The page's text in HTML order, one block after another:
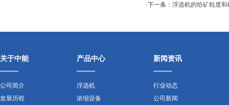
·下一条： 浮选机的给矿粒度
关于中能
公司简介
发展历程
产品中心
浮选机
浓缩设备
新闻资讯
行业动态
公司新闻